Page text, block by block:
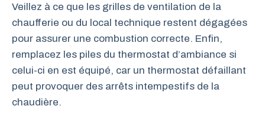
Veillez à ce que les grilles de ventilation de la
chaufferie ou du local technique restent dégagées
pour assurer une combustion correcte. Enfin,
remplacez les piles du thermostat d’ambiance si
celui-ci en est équipé, car un thermostat défaillant
peut provoquer des arrêts intempestifs de la
chaudière.